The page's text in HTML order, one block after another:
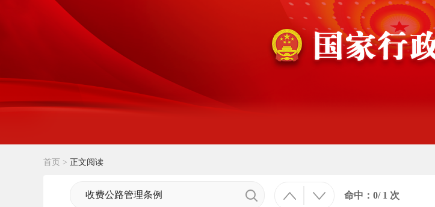
首页 > 正文阅读
命中： 0/ 1 次